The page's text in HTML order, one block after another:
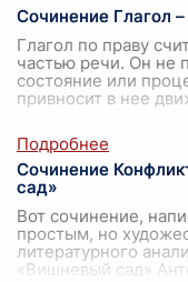
Сочинение Глагол
Глагол по праву
частью речи. Он не
состояние или
привносит в нее
Сочинение
сад»
Вот сочинение,
простым, но
литературного
«Вишневый сад»